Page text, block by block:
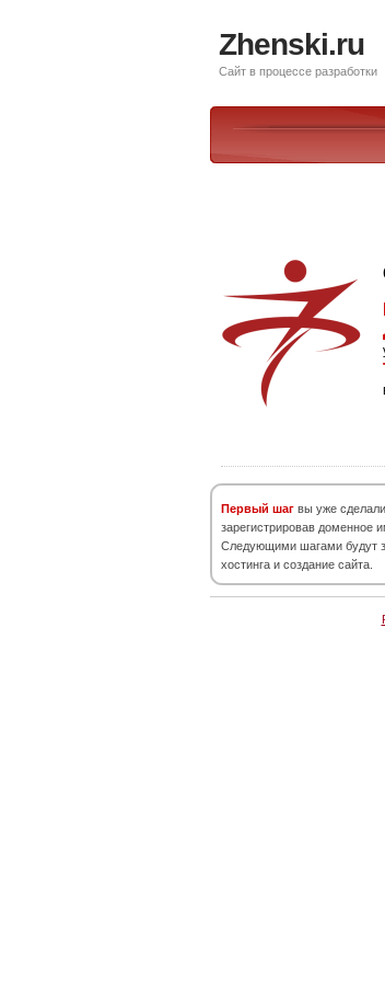
Zhenski.ru
Сайт в процессе разработки
Первый шаг вы уже сделали,
зарегистрировав доменное
Следующими шагами будут
хостинга и создание сайта.